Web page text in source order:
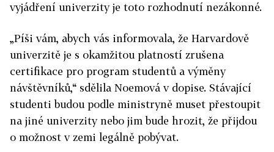
vyjádření univerzity je toto rozhodnutí nezákonné.
„Píši vám, abych vás informovala, že Harvardově
univerzitě je s okamžitou platností zrušena
certifikace pro program studentů a výměny
návštěvníků,“ sdělila Noemová v dopise. Stávající
studenti budou podle ministryně muset přestoupit
na jiné univerzity nebo jim bude hrozit, že přijdou
o možnost v zemi legálně pobývat.